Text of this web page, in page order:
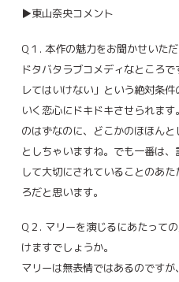
▶東山奈央コメント
Q１. 本作の魅力をお聞かせいただ
ドタバタラブコメディなところ
レてはいけない」という絶対条
いく恋心にドキドキさせられま
のはずなのに、どこかのほほん
としちゃいますね。でも一番は
して大切にされていることのあ
ろだと思います。
Q２. マリーを演じるにあたって
けますでしょうか。
マリーは無表情ではあるのです